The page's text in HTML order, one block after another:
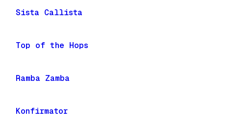
Sista Callista
Top of the Hops
Ramba Zamba
Konfirmator